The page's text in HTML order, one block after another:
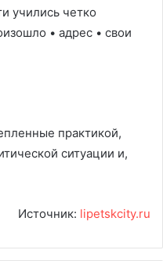
учились четко
• адрес • свои
практикой,
ситуации и,
Источник: lipetskcity.ru